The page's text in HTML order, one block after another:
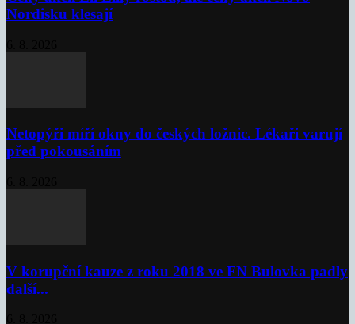
Nordisku klesají
Netopýři míří okny do českých ložnic. Lékaři varují
před pokousáním
V korupční kauze z roku 2018 ve FN Bulovka padly
další...